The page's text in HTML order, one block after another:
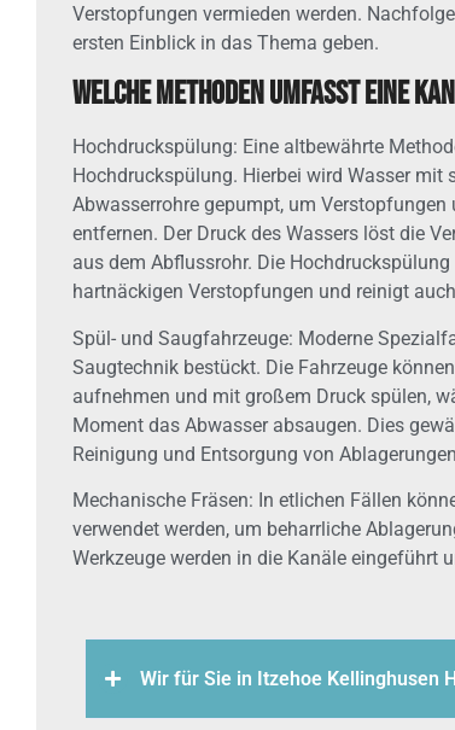
Verstopfungen vermieden werden.
ersten Einblick in das Thema geben.
Welche Methoden umfasst eine
Hochdruckspülung: Eine altbewährte
Hochdruckspülung. Hierbei wird Wasser mit
Abwasserrohre gepumpt, um Verstopfungen
entfernen. Der Druck des Wassers löst die
aus dem Abflussrohr. Die
hartnäckigen Verstopfungen und reinigt
Spül- und Saugfahrzeuge: Moderne
Saugtechnik bestückt. Die Fahrzeuge
aufnehmen und mit großem Druck spülen,
Moment das Abwasser absaugen. Dies
Reinigung und Entsorgung von
Mechanische Fräsen: In etlichen Fällen
verwendet werden, um beharrliche
Werkzeuge werden in die Kanäle eingeführt
Wir für Sie in Itzehoe Kellinghusen